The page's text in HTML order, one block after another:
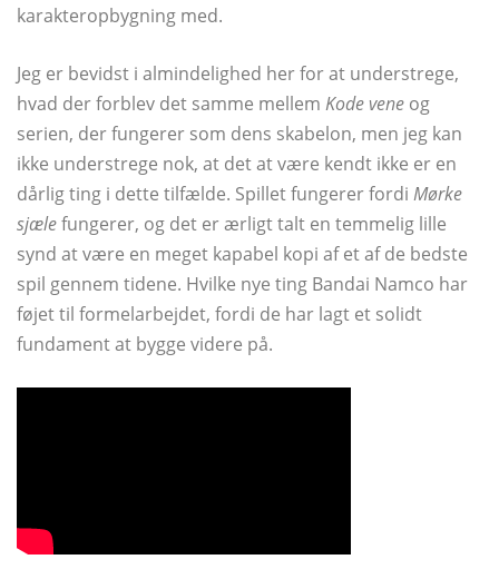
karakteropbygning med.
Jeg er bevidst i almindelighed her for at understrege,
hvad der forblev det samme mellem Kode vene og
serien, der fungerer som dens skabelon, men jeg kan
ikke understrege nok, at det at være kendt ikke er en
dårlig ting i dette tilfælde. Spillet fungerer fordi Mørke
sjælefungerer, og det er ærligt talt en temmelig lille
synd at være en meget kapabel kopi af et af de bedste
spil gennem tidene. Hvilke nye ting Bandai Namco har
føjet til formelarbejdet, fordi de har lagt et solidt
fundament at bygge videre på.